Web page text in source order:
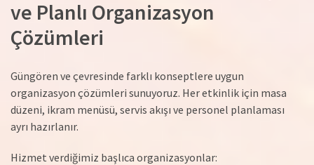
ve Planlı Organizasyon
Çözümleri
Güngören ve çevresinde farklı konseptlere uygun
organizasyon çözümleri sunuyoruz. Her etkinlik için masa
düzeni, ikram menüsü, servis akışı ve personel planlaması
ayrı hazırlanır.
Hizmet verdiğimiz başlıca organizasyonlar: